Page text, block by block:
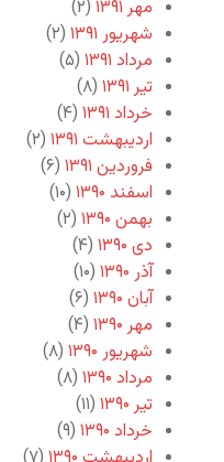
مهر ۱۳۹۱
(۲)
شهریور ۱۳۹۱
(۲)
مرداد ۱۳۹۱
(۵)
تیر ۱۳۹۱
(۸)
خرداد ۱۳۹۱
(۴)
اردیبهشت ۱۳۹۱
(۲)
فروردین ۱۳۹۱
(۶)
اسفند ۱۳۹۰
(۱۰)
بهمن ۱۳۹۰
(۲)
دی ۱۳۹۰
(۴)
آذر ۱۳۹۰
(۱۰)
آبان ۱۳۹۰
(۶)
مهر ۱۳۹۰
(۴)
شهریور ۱۳۹۰
(۸)
مرداد ۱۳۹۰
(۸)
تیر ۱۳۹۰
(۱۱)
خرداد ۱۳۹۰
(۹)